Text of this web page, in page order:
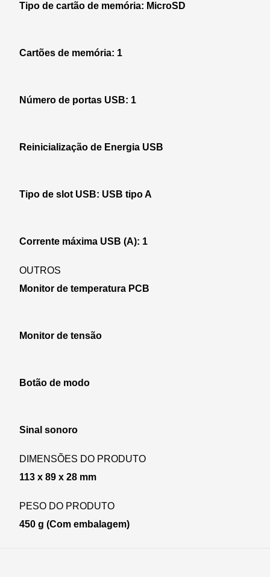
Tipo de cartão de memória: MicroSD
Cartões de memória: 1
Número de portas USB: 1
Reinicialização de Energia USB
Tipo de slot USB: USB tipo A
Corrente máxima USB (A): 1
OUTROS
Monitor de temperatura PCB
Monitor de tensão
Botão de modo
Sinal sonoro
DIMENSÕES DO PRODUTO
113 x 89 x 28 mm
PESO DO PRODUTO
450 g (Com embalagem)